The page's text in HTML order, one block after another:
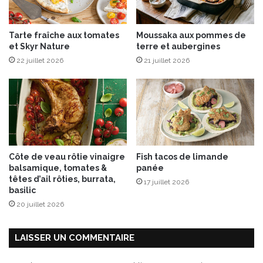
s
p
o
m
m
e
r
r
e
,
s
r
Tarte fraîche aux tomates
et Skyr Nature
22 juillet 2026
Moussaka aux pommes de
terre et aubergines
21 juillet 2026
Côte de veau rôtie vinaigre
balsamique, tomates &
têtes d’ail rôties, burrata,
basilic
20 juillet 2026
Fish tacos de limande
panée
17 juillet 2026
LAISSER UN COMMENTAIRE